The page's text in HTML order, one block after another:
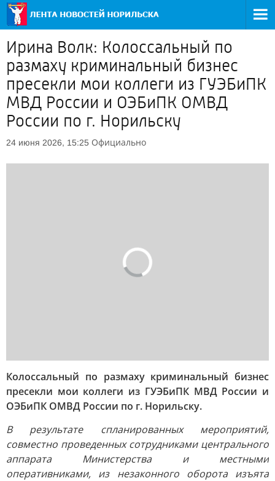
Ирина Волк: Колоссальный по
размаху криминальный бизнес
пресекли мои коллеги из ГУЭБиПК
МВД России и ОЭБиПК ОМВД
России по г. Норильску
24 июня 2026, 15:25 Официально
Колоссальный по размаху криминальный бизнес
пресекли мои коллеги из ГУЭБиПК МВД России и
ОЭБиПК ОМВД России по г. Норильску.
В результате спланированных мероприятий,
совместно проведенных сотрудниками центрального
аппарата Министерства и местными
оперативниками, из незаконного оборота изъята